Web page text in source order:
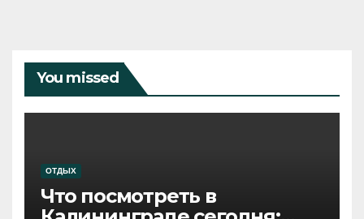
You missed
ОТДЫХ
Что посмотреть в